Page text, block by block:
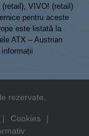
VIVO! (retail)
pentru aceste
este listată la
ATX – Austrian
rezervate.
| Cookies
|